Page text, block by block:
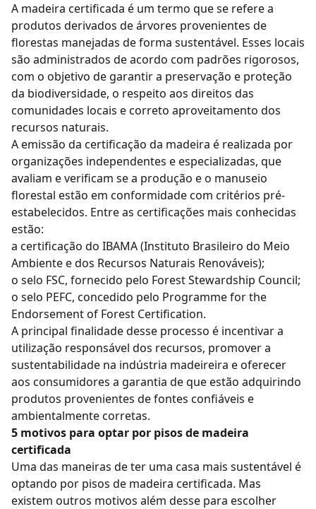
A madeira certificada é um termo que se refere a
produtos derivados de árvores provenientes de
florestas manejadas de forma sustentável. Esses locais
são administrados de acordo com padrões rigorosos,
com o objetivo de garantir a preservação e proteção
da biodiversidade, o respeito aos direitos das
comunidades locais e correto aproveitamento dos
recursos naturais.
A emissão da certificação da madeira é realizada por
organizações independentes e especializadas, que
avaliam e verificam se a produção e o manuseio
florestal estão em conformidade com critérios pré-
estabelecidos. Entre as certificações mais conhecidas
estão:
a certificação do IBAMA (Instituto Brasileiro do Meio
Ambiente e dos Recursos Naturais Renováveis);
o selo FSC, fornecido pelo Forest Stewardship Council;
o selo PEFC, concedido pelo Programme for the
Endorsement of Forest Certification.
A principal finalidade desse processo é incentivar a
utilização responsável dos recursos, promover a
sustentabilidade na indústria madeireira e oferecer
aos consumidores a garantia de que estão adquirindo
produtos provenientes de fontes confiáveis e
ambientalmente corretas.
5 motivos para optar por pisos de madeira
certificada
Uma das maneiras de ter uma casa mais sustentável é
optando por pisos de madeira certificada. Mas
existem outros motivos além desse para escolher